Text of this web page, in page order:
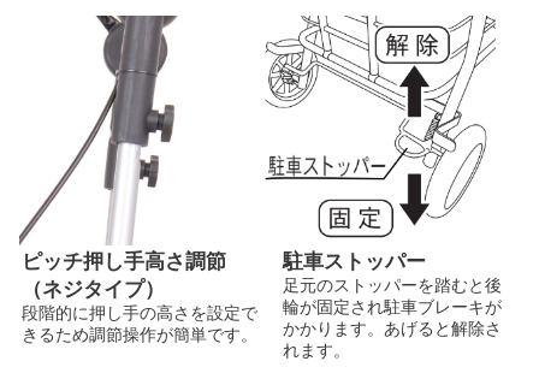
ピッチ押し手高さ調節
（ネジタイプ）
段階的に押し手の高さを設定で
きるため調節操作が簡単です。
駐車ストッパー
足元のストッパーを踏むと後
輪が固定され駐車ブレーキが
かかります。あげると解除さ
れます。